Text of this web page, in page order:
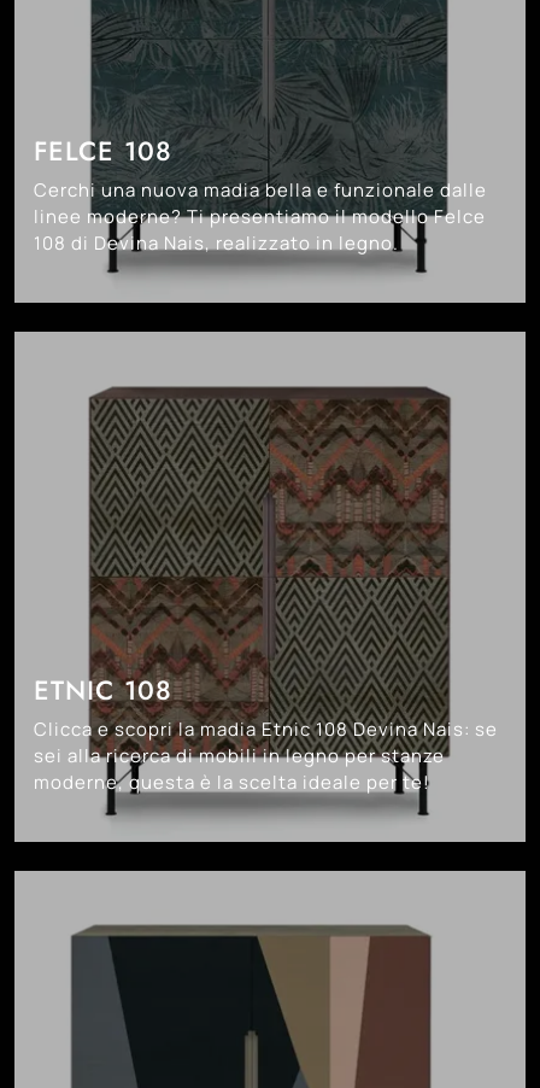
FELCE 108
Cerchi una nuova madia bella e funzionale dalle
linee moderne? Ti presentiamo il modello Felce
108 di Devina Nais, realizzato in legno.
ETNIC 108
Clicca e scopri la madia Etnic 108 Devina Nais: se
sei alla ricerca di mobili in legno per stanze
moderne, questa è la scelta ideale per te!